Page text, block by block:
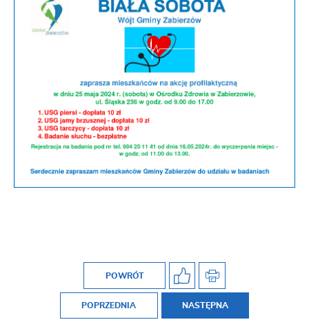
POWRÓT
POPRZEDNIA NASTĘPNA